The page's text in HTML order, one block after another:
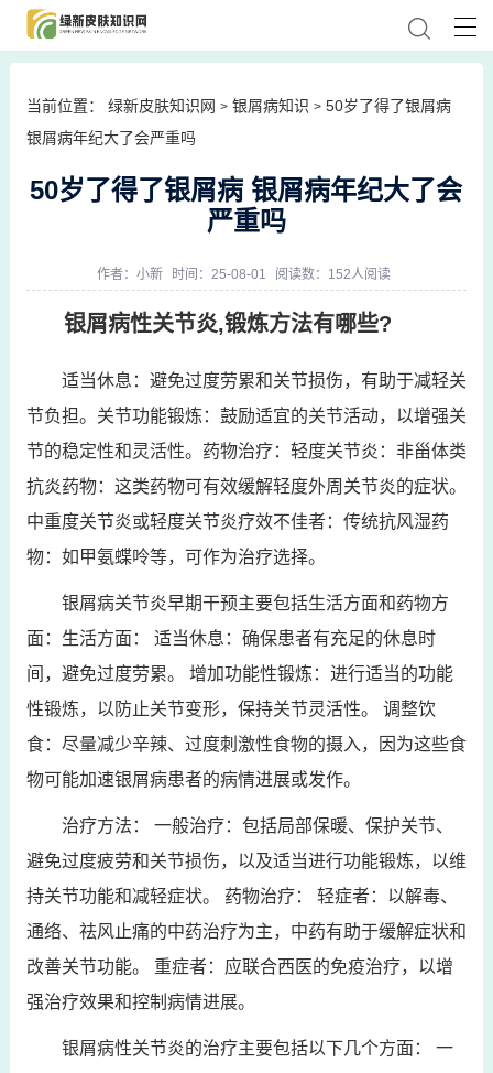
当前位置： 绿新皮肤知识网 > 银屑病知识 > 50岁了得了银屑病
银屑病年纪大了会严重吗
50岁了得了银屑病 银屑病年纪大了会
严重吗
作者： 小新 时间：25-08-01 阅读数：152人阅读
银屑病性关节炎,锻炼方法有哪些?
适当休息：避免过度劳累和关节损伤，有助于减轻关
节负担。关节功能锻炼：鼓励适宜的关节活动，以增强关
节的稳定性和灵活性。药物治疗：轻度关节炎：非甾体类
抗炎药物：这类药物可有效缓解轻度外周关节炎的症状。
中重度关节炎或轻度关节炎疗效不佳者：传统抗风湿药
物：如甲氨蝶呤等，可作为治疗选择。
银屑病关节炎早期干预主要包括生活方面和药物方
面：生活方面： 适当休息：确保患者有充足的休息时
间，避免过度劳累。 增加功能性锻炼：进行适当的功能
性锻炼，以防止关节变形，保持关节灵活性。 调整饮
食：尽量减少辛辣、过度刺激性食物的摄入，因为这些食
物可能加速银屑病患者的病情进展或发作。
治疗方法： 一般治疗：包括局部保暖、保护关节、
避免过度疲劳和关节损伤，以及适当进行功能锻炼，以维
持关节功能和减轻症状。 药物治疗： 轻症者：以解毒、
通络、祛风止痛的中药治疗为主，中药有助于缓解症状和
改善关节功能。 重症者：应联合西医的免疫治疗，以增
强治疗效果和控制病情进展。
银屑病性关节炎的治疗主要包括以下几个方面： 一